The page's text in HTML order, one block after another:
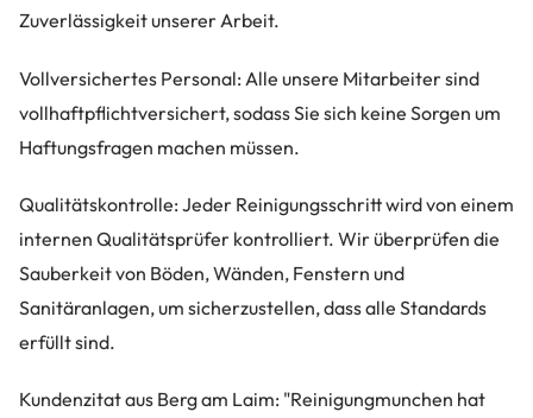
Zuverlässigkeit unserer Arbeit.
Vollversichertes Personal: Alle unsere Mitarbeiter sind
vollhaftpflichtversichert, sodass Sie sich keine Sorgen um
Haftungsfragen machen müssen.
Qualitätskontrolle: Jeder Reinigungsschritt wird von einem
internen Qualitätsprüfer kontrolliert. Wir überprüfen die
Sauberkeit von Böden, Wänden, Fenstern und
Sanitäranlagen, um sicherzustellen, dass alle Standards
erfüllt sind.
Kundenzitat aus Berg am Laim: "Reinigungmunchen hat